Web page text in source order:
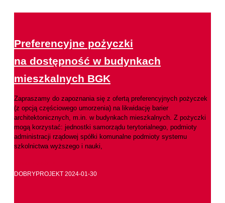
Preferencyjne pożyczki
na dostępność w budynkach
mieszkalnych BGK
Zapraszamy do zapoznania się z ofertą preferencyjnych pożyczek
(z opcją częściowego umorzenia) na likwidację barier
architektonicznych, m.in. w budynkach mieszkalnych. Z pożyczki
mogą korzystać: jednostki samorządu terytorialnego, podmioty
administracji rządowej spółki komunalne podmioty systemu
szkolnictwa wyższego i nauki,
DOBRYPROJEKT 2024-01-30